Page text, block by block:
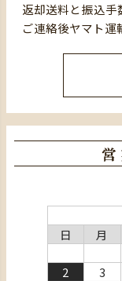
返却送料と振込手
ご連絡後ヤマト運
日
月
2
3